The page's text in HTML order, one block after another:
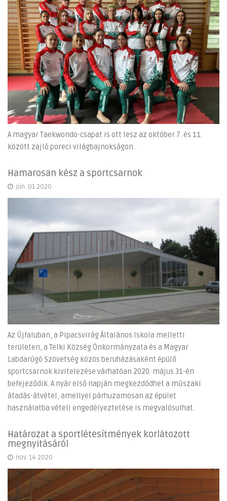
A magyar Taekwondo-csapat is ott lesz az október 7. és 11.
között zajló poreci világbajnokságon.
Hamarosan kész a sportcsarnok
jún. 01 2020
Az Újfaluban, a Pipacsvirág Általános Iskola melletti
területen, a Telki Község Önkormányzata és a Magyar
Labdarúgó Szövetség közös beruházásaként épülő
sportcsarnok kivitelezése várhatóan 2020. május 31-én
befejeződik. A nyár első napján megkezdődhet a műszaki
átadás-átvétel, amellyel párhuzamosan az épület
használatba vételi engedélyeztetése is megvalósulhat.
Határozat a sportlétesítmények korlátozott
megnyitásáról
nov. 14 2020